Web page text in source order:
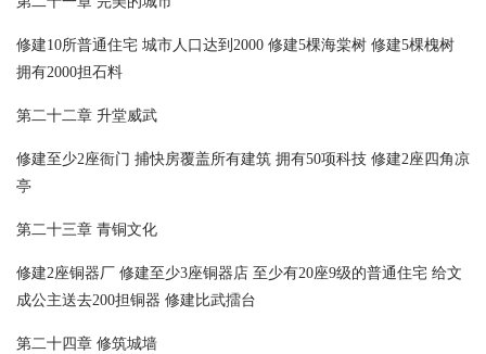
修建10所普通住宅 城市人口达到2000 修建5棵海棠树 修建5棵槐树
拥有2000担石料
第二十二章 升堂威武
修建至少2座衙门 捕快房覆盖所有建筑 拥有50项科技 修建2座四角凉
亭
第二十三章 青铜文化
修建2座铜器厂 修建至少3座铜器店 至少有20座9级的普通住宅 给文
成公主送去200担铜器 修建比武擂台
第二十四章 修筑城墙